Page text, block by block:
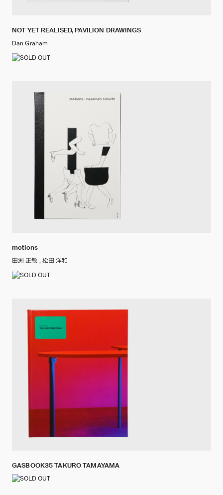
NOT YET REALISED, PAVILION DRAWINGS
Dan Graham
motions
田渕 正敏 , 松田 洋和
GASBOOK35 TAKURO TAMAYAMA